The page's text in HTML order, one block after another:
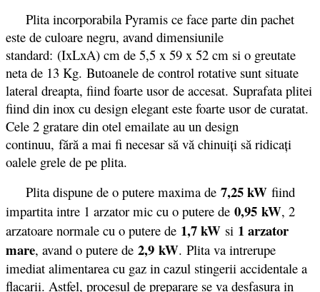
Plita incorporabila Pyramis ce face parte din pachet
este de culoare negru, avand dimensiunile
standard: (IxLxA) cm de 5,5 x 59 x 52 cm si o greutate
neta de 13 Kg. Butoanele de control rotative sunt situate
lateral dreapta, fiind foarte usor de accesat. Suprafata plitei
fiind din inox cu design elegant este foarte usor de curatat.
Cele 2 gratare din otel emailate au un design
continuu, fără a mai fi necesar să vă chinuiţi să ridicaţi
oalele grele de pe plita.
Plita dispune de o putere maxima de 7,25 kW fiind
impartita intre 1 arzator mic cu o putere de 0,95 kW, 2
arzatoare normale cu o putere de 1,7 kW si 1 arzator
mare, avand o putere de 2,9 kW. Plita va intrerupe
imediat alimentarea cu gaz in cazul stingerii accidentale a
flacarii. Astfel, procesul de preparare se va desfasura in